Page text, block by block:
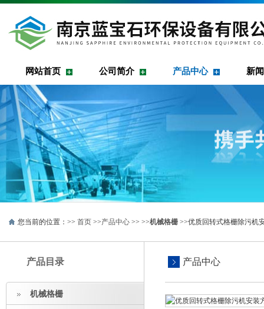
网站首页 公司简介 产品中心 新
您当前的位置：>> 首页 >>产品中心 >> >>机械格栅 >>优质回转式格栅除污机
产品目录
机械格栅
产品中心